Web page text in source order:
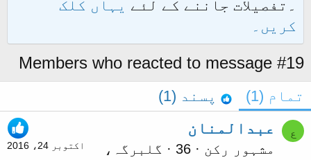
۔تفصیلات جاننے کے لئے یہاں کلک
کریں۔
Members who reacted to message #19
تمام (1) پسند (1)
ع
اکتوبر 24، 2016
عبدالمنان
مشہور رکن ·
· گلبرگہ،